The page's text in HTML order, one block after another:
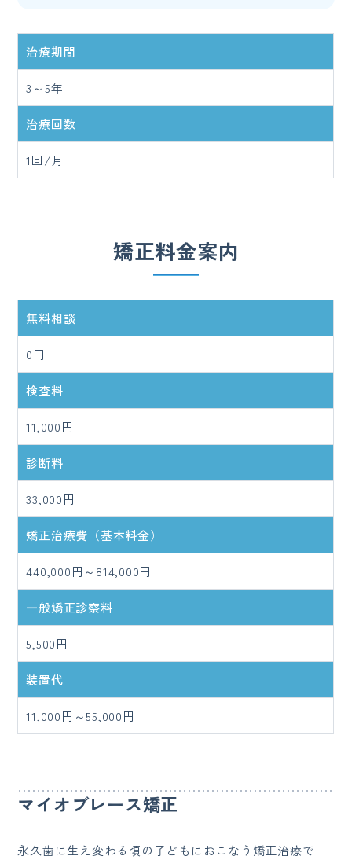
治療期間
3～5年
治療回数
1回/月
矯正料金案内
無料相談
0円
検査料
11,000円
診断料
33,000円
矯正治療費（基本料金）
440,000円～814,000円
一般矯正診察料
5,500円
装置代
11,000円～55,000円
マイオブレース矯正
永久歯に生え変わる頃の子どもにおこなう矯正治療で